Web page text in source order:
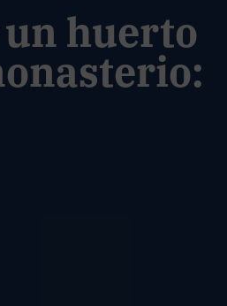
huerto